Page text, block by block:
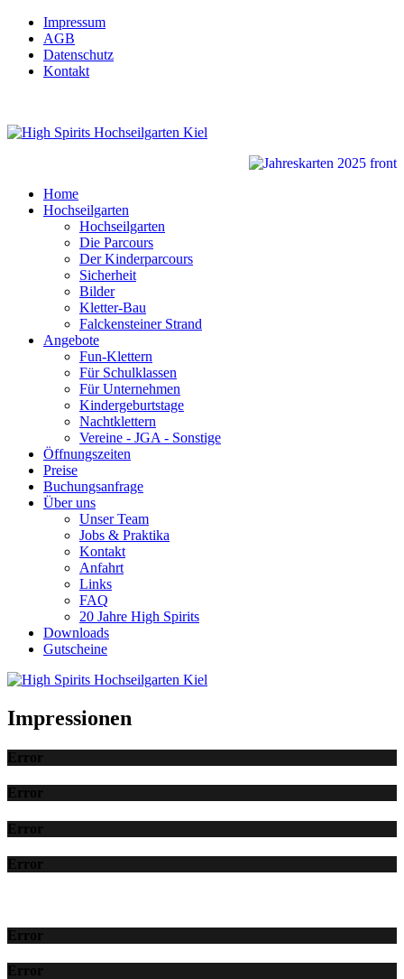
Impressum
AGB
Datenschutz
Kontakt
Home
Hochseilgarten
Hochseilgarten
Die Parcours
Der Kinderparcours
Sicherheit
Bilder
Kletter-Bau
Falckensteiner Strand
Angebote
Fun-Klettern
Für Schulklassen
Für Unternehmen
Kindergeburtstage
Nachtklettern
Vereine - JGA - Sonstige
Öffnungszeiten
Preise
Buchungsanfrage
Über uns
Unser Team
Jobs & Praktika
Kontakt
Anfahrt
Links
FAQ
20 Jahre High Spirits
Downloads
Gutscheine
Impressionen
Error
Error
Error
Error
Error
Error